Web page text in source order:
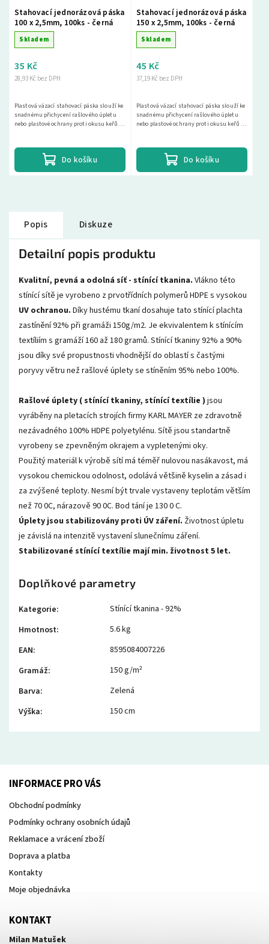
Stahovací jednorázová páska
100 x 2,5mm, 100ks - černá
Skladem
28,93 Kč bez DPH
35 Kč
Do košíku
Plastová vázací stahovací páska slouží ke
snadnému přichycení rašlového úpletu
nebo plastové ochrany proti okusu keřů a
Stahovací jednorázová páska
150 x 2,5mm, 100ks - černá
Skladem
37,19 Kč bez DPH
45 Kč
Do košíku
Plastová vázací stahovací páska slouží ke
snadnému přichycení rašlového úpletu
nebo plastové ochrany proti okusu keřů a
Popis Diskuze
Detailní popis produktu
Kvalitní, pevná a odolná síť - stínící tkanina. Vlákno této
stínící sítě je vyrobeno z prvotřídních polymerů HDPE s vysokou
UV ochranou. Díky hustému tkaní dosahuje tato stínící plachta
zastínění 92% při gramáži 150g/m2. Je ekvivalentem k stínícím
textíliím s gramáží 160 až 180 gramů. Stínící tkaniny 92% a 90%
jsou díky své propustnosti vhodnější do oblastí s častými
poryvy větru než rašlové úplety se stíněním 95% nebo 100%.
Rašlové úplety ( stínící tkaniny, stínící textílie ) jsou
vyráběny na pletacích strojích firmy KARL MAYER ze zdravotně
nezávadného 100% HDPE polyetylénu. Sítě jsou standartně
vyrobeny se zpevněným okrajem a vypletenými oky.
Použitý materiál k výrobě sítí má téměř nulovou nasákavost, má
vysokou chemickou odolnost, odolává většině kyselin a zásad i
za zvýšené teploty. Nesmí být trvale vystaveny teplotám větším
než 70 0C, nárazově 90 0C. Bod tání je 130 0 C.
Úplety jsou stabilizovány proti ÚV záření. Životnost úpletu
je závislá na intenzitě vystavení slunečnímu záření.
Stabilizované stínící textílie mají min. životnost 5 let.
Doplňkové parametry
Kategorie:
Stínící tkanina - 92%
Hmotnost:
5.6 kg
EAN:
8595084007226
Gramáž:
150 g/m²
Barva:
Zelená
Výška: 150 cm
INFORMACE PRO VÁS
Obchodní podmínky
Podmínky ochrany osobních údajů
Reklamace a vrácení zboží
Doprava a platba
Kontakty
Moje objednávka
KONTAKT
Milan Matušek